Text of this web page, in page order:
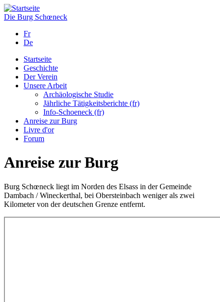
Direkt
zum
Die Burg Schœneck
Fr
De
Navigation
principale
Startseite
Geschichte
Der Verein
Unsere Arbeit
Archäologische Studie
Jährliche Tätigkeitsberichte (fr)
Info-Schoeneck (fr)
Anreise zur Burg
Livre d'or
Forum
Anreise zur Burg
Burg Schœneck liegt im Norden des Elsass in der Gemeinde
Dambach / Wineckerthal, bei Obersteinbach weniger als zwei
Kilometer von der deutschen Grenze entfernt.